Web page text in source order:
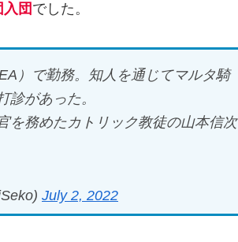
団 でした。
）で勤務。知人を通じてマルタ騎
があった。
を務めたカトリック教徒の山本信次
July 2, 2022